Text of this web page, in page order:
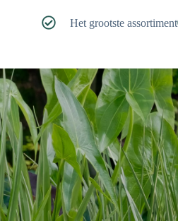
Het grootste assortiment